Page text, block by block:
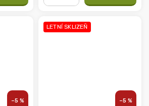
–5 %
LETNÍ SKLIZEŇ
–5 %